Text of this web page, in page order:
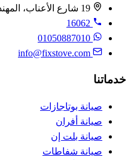
19 شارع الأعناب، المهندسين، الدقي، الجيزة
16062
01050887010
info@fixstove.com
خدماتنا
صيانة بوتاجازات
صيانة أفران
صيانة بلت إن
صيانة شفاطات